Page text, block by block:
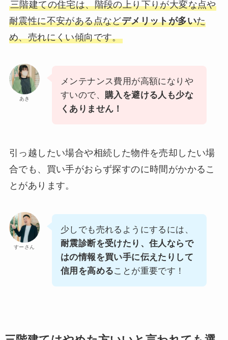
三階建ての住宅は、階段の上り下りが大変な点や
耐震性に不安がある点などデメリットが多いた
め、売れにくい傾向です。
あき
メンテナンス費用が高額になりや
すいので、 購入を避ける人も少な
くありません！
引っ越したい場合や相続した物件を売却したい場
合でも、買い手がおらず探すのに時間がかかるこ
とがあります。
すーさん
少しでも売れるようにするには、
耐震診断を受けたり、住人ならで
はの情報を買い手に伝えたりして
信用を高めることが重要です！